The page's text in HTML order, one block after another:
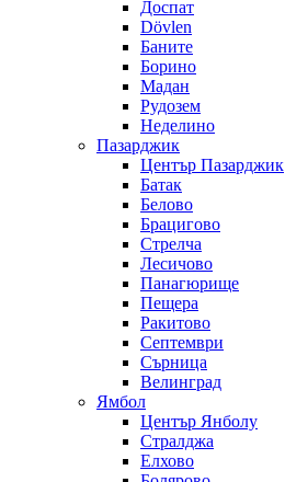
Доспат
Dövlen
Баните
Борино
Мадан
Рудозем
Неделино
Пазарджик
Център Пазарджик
Батак
Белово
Брацигово
Стрелча
Лесичово
Панагюрище
Пещера
Ракитово
Септември
Сърница
Велинград
Ямбол
Център Янболу
Стралджа
Елхово